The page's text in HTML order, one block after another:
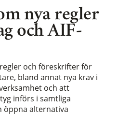
nya regler
och AIF-
och föreskrifter för
bland annat nya krav i
och att
införs i samtliga
öppna alternativa